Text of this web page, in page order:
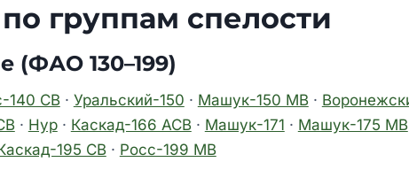
группам спелости
(ФАО 130–199)
140 СВ· Уральский-150 · Машук-150 МВ·
· Нур· Каскад-166 АСВ· Машук-171 · Машук-175 МВ
195 СВ· Росс-199 МВ